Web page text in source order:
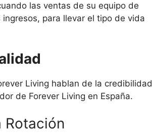
las ventas de su equipo de
para llevar el tipo de vida
Living hablan de la credibilidad
de Forever Living en España.
Rotación